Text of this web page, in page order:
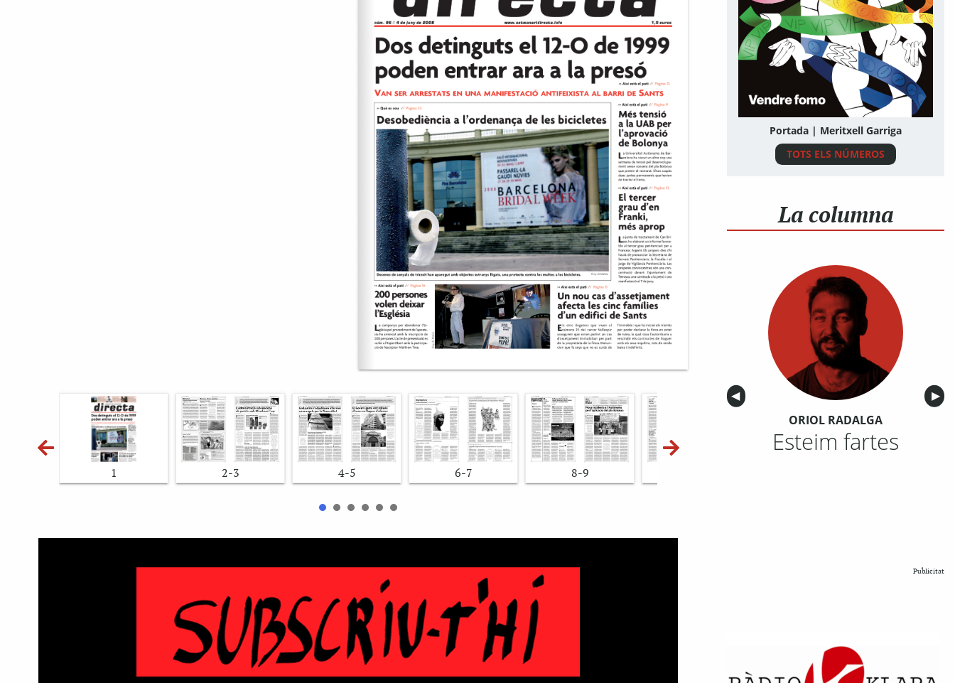
1 2-3 4-5 6-7 8-9
Portada | Meritxell Garriga
TOTS ELS NÚMEROS
La columna
Anterior
◀︎ ▶︎
ORIOL RADALGA
Esteim fartes
Publicitat